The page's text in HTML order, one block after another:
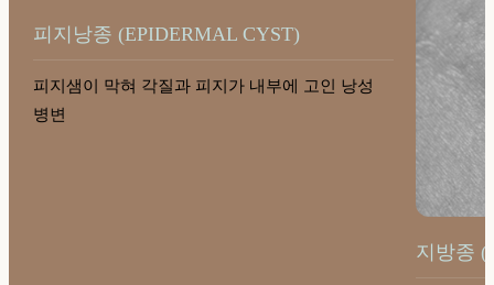
피지낭종 (EPIDERMAL CYST)
피지샘이 막혀 각질과 피지가 내부에 고인 낭성
병변
지방종